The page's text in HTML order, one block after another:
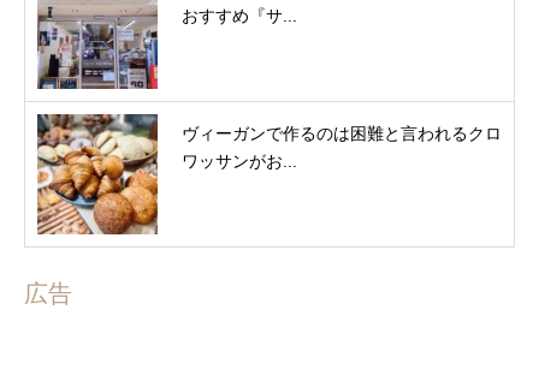
おすすめ『サ...
ヴィーガンで作るのは困難と言われるクロ
ワッサンがお...
広告